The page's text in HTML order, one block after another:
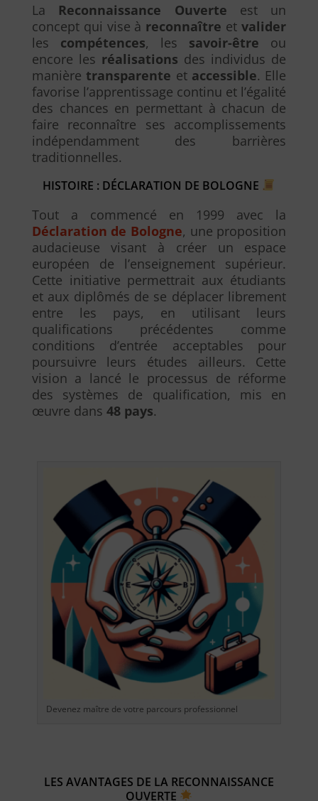
La Reconnaissance Ouverte est un
concept qui vise à reconnaître etvalider
les compétences, les savoir-être ou
encore les réalisations des individus de
manièretransparente et accessible. Elle
favorise l’apprentissage continu et l’égalité
des chances en permettant à chacun de
faire reconnaître ses accomplissements
indépendamment des barrières
traditionnelles.
HISTOIRE : DÉCLARATION DE BOLOGNE
Tout a commencé en 1999 avec la
Déclaration de Bologne, une proposition
audacieuse visant à créer un espace
européen de l’enseignement supérieur.
Cette initiative permettrait aux étudiants
et aux diplômés de se déplacer librement
entre les pays, en utilisant leurs
qualifications précédentes comme
conditions d’entrée acceptables pour
poursuivre leurs études ailleurs. Cette
vision a lancé le processus de réforme
des systèmes de qualification, mis en
œuvre dans 48 pays.
Devenez maître de votre parcours professionnel
LES AVANTAGES DE LA RECONNAISSANCE
OUVERTE